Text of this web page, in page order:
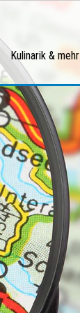
Kulinarik & mehr